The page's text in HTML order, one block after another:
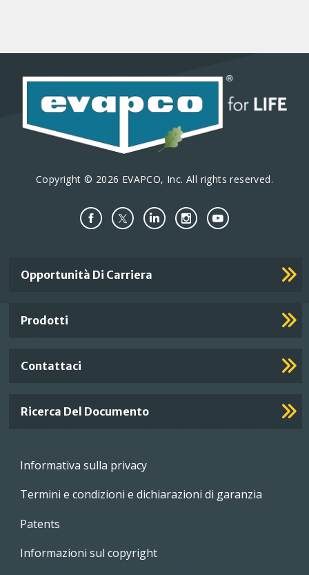
Copyright © 2026 EVAPCO, Inc. All rights reserved.
Important
Footer
Opportunità Di Carriera
Prodotti
Contattaci
Ricerca Del Documento
Footer
Informativa sulla privacy
Termini e condizioni e dichiarazioni di garanzia
Patents
Informazioni sul copyright